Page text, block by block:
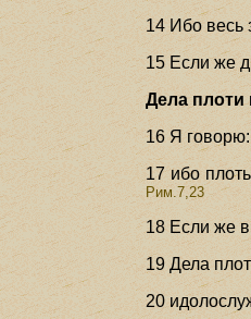
14 Ибо весь
15 Если же
Дела плоти
16 Я говорю:
17 ибо
Рим.7,23
18 Если же
19 Дела
20